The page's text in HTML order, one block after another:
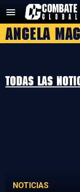
contenido
Angela
Todas las
NOTICIAS